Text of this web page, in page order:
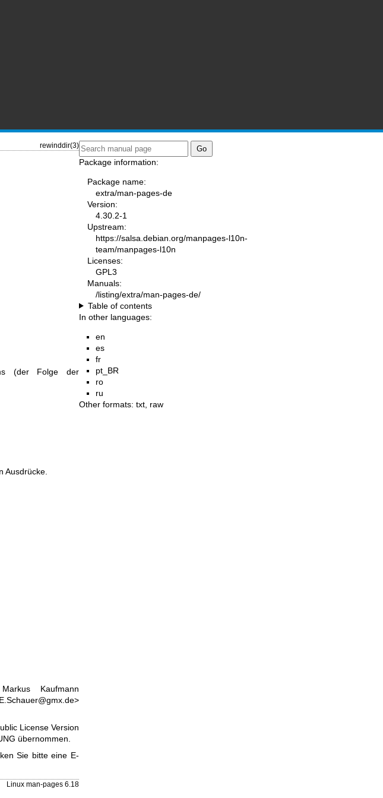
rewinddir(3)
(der Folge der
Ausdrücke.
Kaufmann
License Version
übernommen.
Sie bitte eine E-
Linux man-pages 6.18
Package information:
Package name:
extra/man-pages-de
Version:
4.30.2-1
Upstream:
https://salsa.debian.org/manpages-l10n-
team/manpages-l10n
Licenses:
GPL3
Manuals:
/listing/extra/man-pages-de/
Table of contents
In other languages:
en
es
fr
pt_BR
ro
ru
Other formats: txt raw